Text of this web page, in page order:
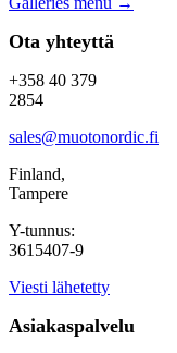
Ota yhteyttä
+358 40 379
2854
sales@muotonordic.fi
Finland,
Tampere
Y-tunnus:
3615407-9
Viesti lähetetty
Asiakaspalvelu